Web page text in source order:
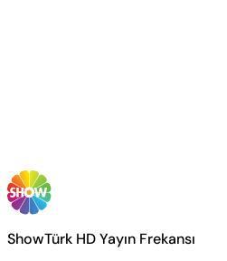
ShowTürk HD Yayın Frekansı